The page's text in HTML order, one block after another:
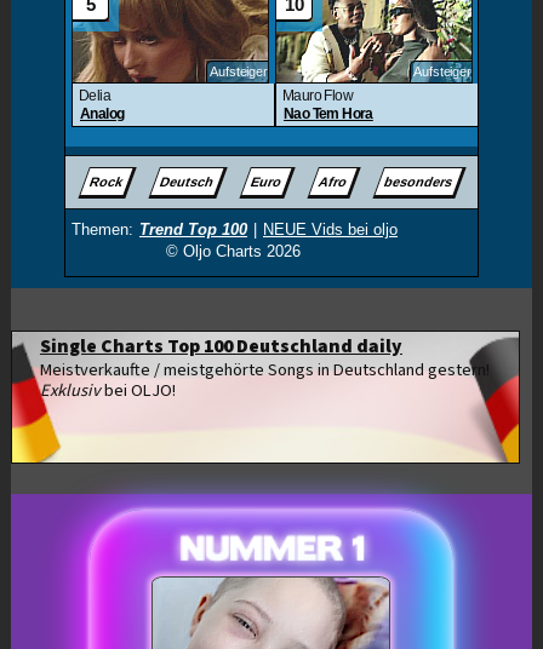
Single Charts Top 100 Deutschland daily
Meistverkaufte / meistgehörte Songs in Deutschland gestern!
Exklusivbei OLJO!